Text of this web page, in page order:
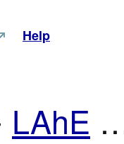
Help
LAhE